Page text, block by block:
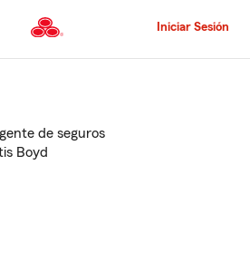
al
principal
Iniciar Sesión